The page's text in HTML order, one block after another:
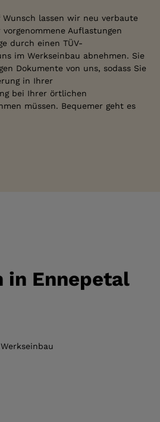
lassen wir neu verbaute
Auflastungen
durch einen TÜV-
im Werkseinbau abnehmen. Sie
Dokumente von uns, sodass Sie
in Ihrer
bei Ihrer örtlichen
müssen. Bequemer geht es
in Ennepetal